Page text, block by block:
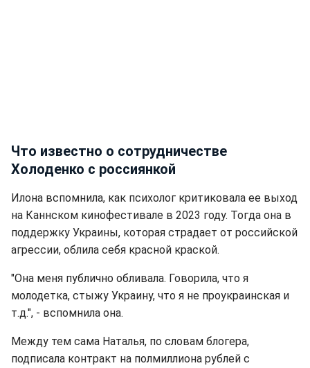
Что известно о сотрудничестве
Холоденко с россиянкой
Илона вспомнила, как психолог критиковала ее выход
на Каннском кинофестивале в 2023 году. Тогда она в
поддержку Украины, которая страдает от российской
агрессии, облила себя красной краской.
"Она меня публично обливала. Говорила, что я
молодетка, стыжу Украину, что я не проукраинская и
т.д.", - вспомнила она.
Между тем сама Наталья, по словам блогера,
подписала контракт на полмиллиона рублей с